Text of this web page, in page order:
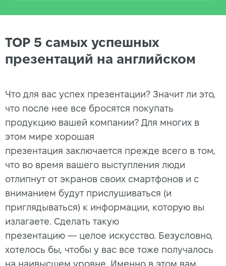
TOP 5 самых успешных
презентаций на английском
Что для вас успех презентации? Значит ли это,
что после нее все бросятся покупать
продукцию вашей компании? Для многих в
этом мире хорошая
презентация заключается прежде всего в том,
что во время вашего выступления люди
отлипнут от экранов своих смартфонов и с
вниманием будут прислушиваться (и
приглядываться) к информации, которую вы
излагаете. Сделать такую
презентацию — целое искусство. Безусловно,
хотелось бы, чтобы у вас все тоже получалось
на наивысшем уровне. Именно в этом вам,